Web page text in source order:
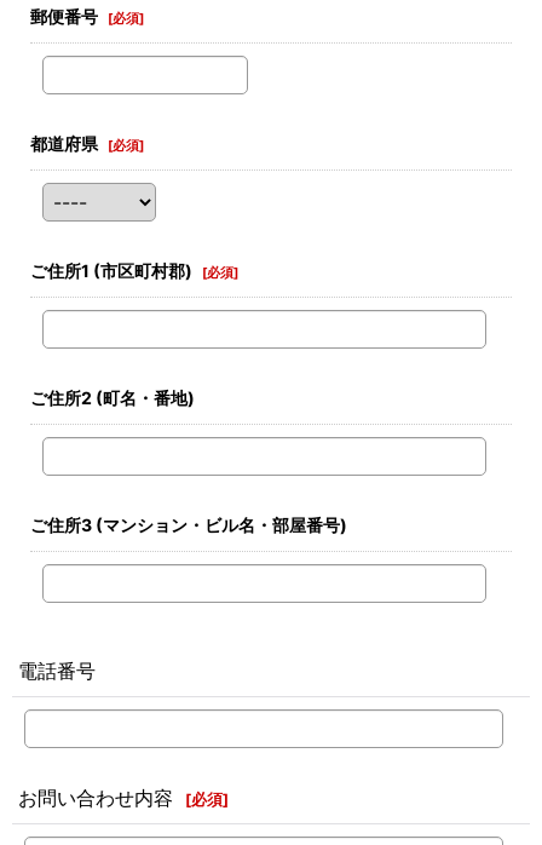
郵便番号 [必須]
都道府県 [必須]
ご住所1 (市区町村郡) [必須]
ご住所2 (町名・番地)
ご住所3 (マンション・ビル名・部屋番号)
電話番号
お問い合わせ内容 [必須]